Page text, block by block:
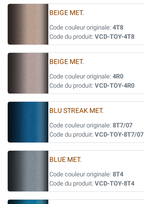
BEIGE MET.
Code couleur originale: 4T8
Code du produit: VCD-TOY-4T8
BEIGE MET.
Code couleur originale: 4R0
Code du produit: VCD-TOY-4R0
BLU STREAK MET.
Code couleur originale: 8T7/07
Code du produit: VCD-TOY-8T7/07
BLUE MET.
Code couleur originale: 8T4
Code du produit: VCD-TOY-8T4